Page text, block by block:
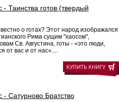
Таинства готов (твердый
о готах? Этот народ изображался
Рима сущим "хаосом",
Св. Августина, готы - «это люди,
от вас и от нас»....
Сатурново Братство